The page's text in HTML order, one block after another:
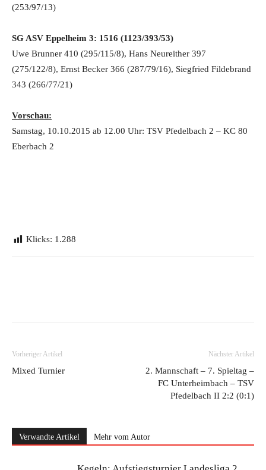
(253/97/13)
SG ASV Eppelheim 3: 1516 (1123/393/53)
Uwe Brunner 410 (295/115/8), Hans Neureither 397
(275/122/8), Ernst Becker 366 (287/79/16), Siegfried Fildebrand
343 (266/77/21)
Vorschau:
Samstag, 10.10.2015 ab 12.00 Uhr: TSV Pfedelbach 2 – KC 80
Eberbach 2
Klicks: 1.288
Vorheriger Artikel
Mixed Turnier
Nächster Artikel
2. Mannschaft – 7. Spieltag –
FC Unterheimbach – TSV
Pfedelbach II 2:2 (0:1)
Verwandte Artikel Mehr vom Autor